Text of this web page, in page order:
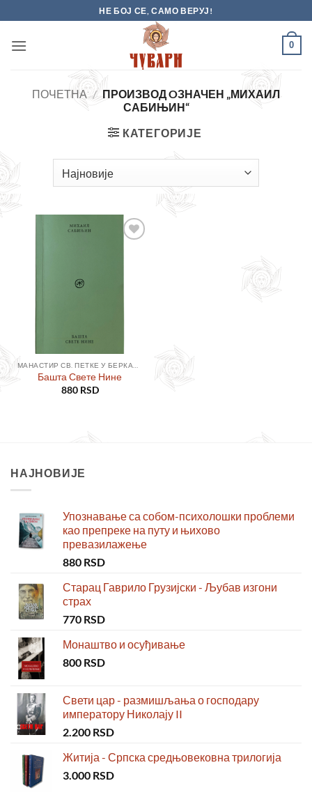
to
content
НЕ БОЈ СЕ, САМО ВЕРУЈ!
0
ПОЧЕТНА / ПРОИЗВОД OЗНАЧЕН „МИХАИЛ
САБИЊИН“
КАТЕГОРИЈЕ
Башта Свете Нине
880 RSD
НАЈНОВИЈЕ
Упознавање са собом-психолошки проблеми
као препреке на путу и њихово
превазилажење
880 RSD
Старац Гаврило Грузијски - Љубав изгони
страх
770 RSD
Монаштво и осуђивање
800 RSD
Свети цар - размишљања о господару
императору Николају II
2.200 RSD
Житија - Српска средњовековна трилогија
3.000 RSD